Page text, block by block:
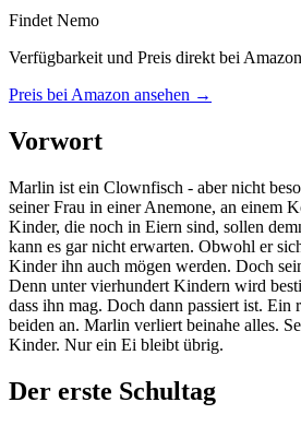
Findet Nemo
Verfügbarkeit und Preis direkt bei
Preis bei Amazon ansehen →
Vorwort
Marlin ist ein Clownfisch - aber nicht
seiner Frau in einer Anemone, an einem
Kinder, die noch in Eiern sind, sollen
kann es gar nicht erwarten. Obwohl er
Kinder ihn auch mögen werden. Doch
Denn unter vierhundert Kindern wird
dass ihn mag. Doch dann passiert ist. Ein
beiden an. Marlin verliert beinahe alles.
Kinder. Nur ein Ei bleibt übrig.
Der erste Schultag